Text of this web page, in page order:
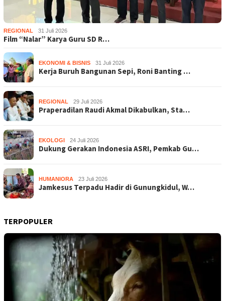
REGIONAL 31 Juli 2026
Film “Nalar” Karya Guru SD R…
EKONOMI & BISNIS 31 Juli 2026
Kerja Buruh Bangunan Sepi, Roni Banting …
REGIONAL 29 Juli 2026
Praperadilan Raudi Akmal Dikabulkan, Sta…
EKOLOGI 24 Juli 2026
Dukung Gerakan Indonesia ASRI, Pemkab Gu…
HUMANIORA 23 Juli 2026
Jamkesus Terpadu Hadir di Gunungkidul, W…
TERPOPULER